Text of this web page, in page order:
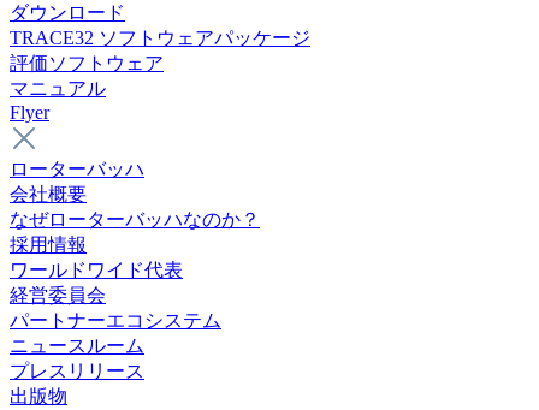
ダウンロード
TRACE32 ソフトウェアパッケージ
評価ソフトウェア
マニュアル
Flyer
ローターバッハ
会社概要
なぜローターバッハなのか？
採用情報
ワールドワイド代表
経営委員会
パートナーエコシステム
ニュースルーム
プレスリリース
出版物